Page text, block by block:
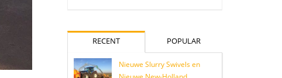
RECENT POPULAR
Nieuwe Slurry Swivels en